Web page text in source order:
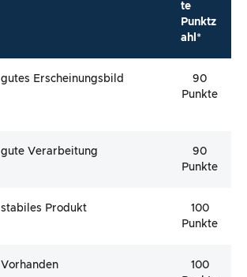
te
Punktz
ahl*
gutes Erscheinungsbild
90
Punkte
gute Verarbeitung
90
Punkte
stabiles Produkt
100
Punkte
Vorhanden
100